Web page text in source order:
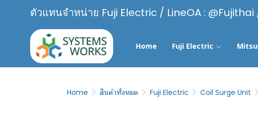
ตัวแทนจำหน่าย Fuji Electric / LineOA :
Home Fuji Electric
Home สินค้าทั้งหมด Fuji Electric Coil Surge Unit